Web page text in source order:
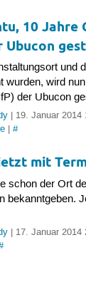
10 Jahre
Ubucon
und
wurden, wird
der Ubucon
| 19. Januar 2014
| #
mit
schon der Ort
bekanntgeben.
| 17. Januar 2014